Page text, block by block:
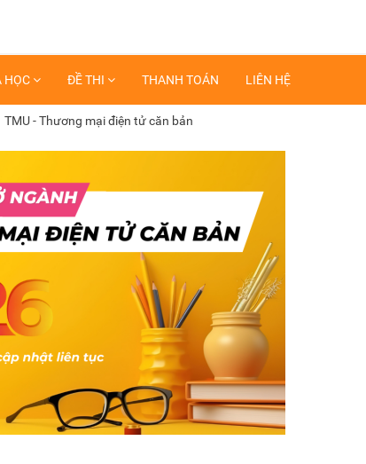
HỌC ĐỀ THI THANH TOÁN LIÊN HỆ
TMU - Thương mại điện tử căn bản